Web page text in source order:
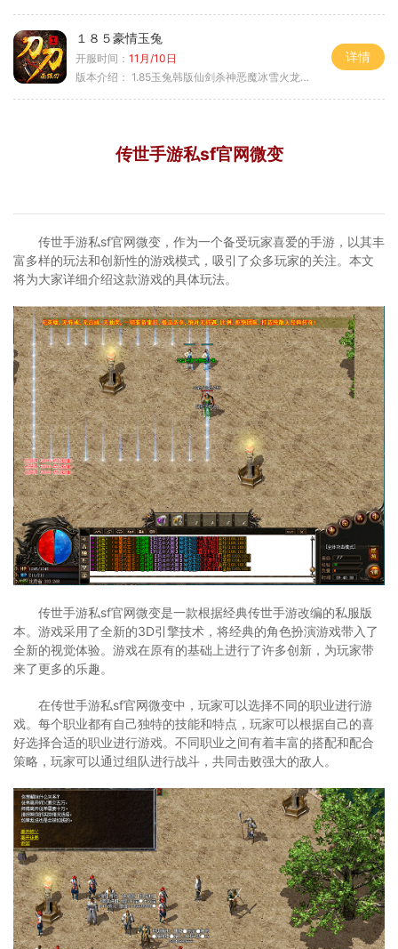
１８５豪情玉兔
开服时间： 11月/10日
版本介绍： 1.85玉兔韩版仙剑杀神恶魔冰雪火龙神器专属
详情
传世手游私sf官网微变
传世手游私sf官网微变，作为一个备受玩家喜爱的手游，以其丰
富多样的玩法和创新性的游戏模式，吸引了众多玩家的关注。本文
将为大家详细介绍这款游戏的具体玩法。
传世手游私sf官网微变是一款根据经典传世手游改编的私服版
本。游戏采用了全新的3D引擎技术，将经典的角色扮演游戏带入了
全新的视觉体验。游戏在原有的基础上进行了许多创新，为玩家带
来了更多的乐趣。
在传世手游私sf官网微变中，玩家可以选择不同的职业进行游
戏。每个职业都有自己独特的技能和特点，玩家可以根据自己的喜
好选择合适的职业进行游戏。不同职业之间有着丰富的搭配和配合
策略，玩家可以通过组队进行战斗，共同击败强大的敌人。